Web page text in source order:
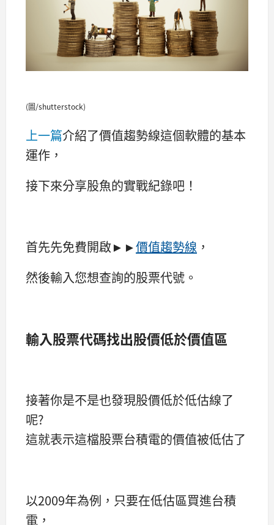
(圖/shutterstock)
上一篇介紹了價值趨勢線這個軟體的基本
運作，
接下來分享股魚的實戰紀錄吧！
首先先免費開啟►►價值趨勢線 ，
然後輸入您想查詢的股票代號。
輸入股票代碼找出股價低於價值區
接著你是不是也發現股價低於低估線了
呢?
這就表示這檔股票台積電的價值被低估了
以2009年為例，只要在低估區買進台積
電，